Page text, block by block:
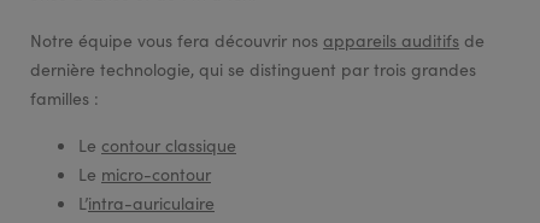
Notre équipe vous fera découvrir nos appareils auditifs de
dernière technologie, qui se distinguent par trois grandes
familles :
Le contour classique
Le micro-contour
L’intra-auriculaire